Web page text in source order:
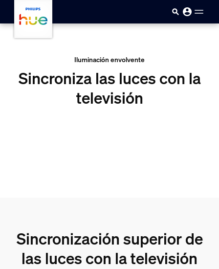
Iluminación envolvente
Sincroniza las luces con la
televisión
Sincronización superior de
las luces con la televisión